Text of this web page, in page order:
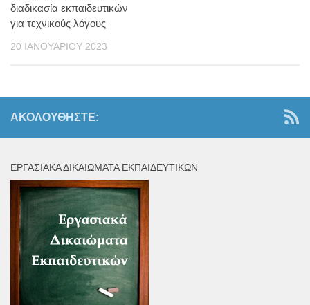
διαδικασία εκπαιδευτικών
για τεχνικούς λόγους
20 ΙΑΝΟΥΑΡΊΟΥ 2023
ΑΚΟΛΟΥΘΉΣΤΕ:
ΕΡΓΑΣΙΑΚΆ ΔΙΚΑΙΏΜΑΤΑ ΕΚΠΑΙΔΕΥΤΙΚΏΝ